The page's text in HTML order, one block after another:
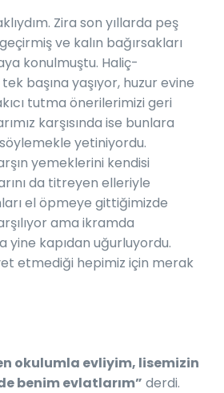
Zira son yıllarda peş
ve kalın bağırsakları
konulmuştu. Haliç-
başına yaşıyor, huzur evine
tutma önerilerimizi geri
karşısında ise bunlara
yetiniyordu.
yemeklerini kendisi
da titreyen elleriyle
el öpmeye gittiğimizde
ama ikramda
yine kapıdan uğurluyordu.
etmediği hepimiz için merak
okulumla evliyim, lisemizin
benim evlatlarım” derdi.